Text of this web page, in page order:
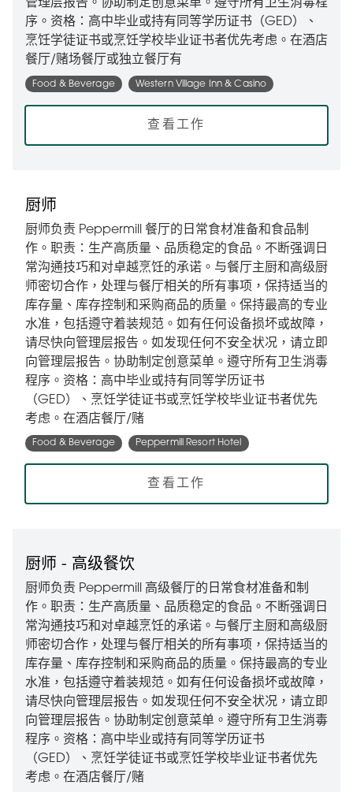
管理层报告。协助制定创意菜单。遵守所有卫生消毒程
序。资格：高中毕业或持有同等学历证书（GED）、
烹饪学徒证书或烹饪学校毕业证书者优先考虑。在酒店
餐厅/赌场餐厅或独立餐厅有
Food & Beverage Western Village Inn & Casino
查看工作
厨师
厨师负责 Peppermill 餐厅的日常食材准备和食品制
作。职责：生产高质量、品质稳定的食品。不断强调日
常沟通技巧和对卓越烹饪的承诺。与餐厅主厨和高级厨
师密切合作，处理与餐厅相关的所有事项，保持适当的
库存量、库存控制和采购商品的质量。保持最高的专业
水准，包括遵守着装规范。如有任何设备损坏或故障，
请尽快向管理层报告。如发现任何不安全状况，请立即
向管理层报告。协助制定创意菜单。遵守所有卫生消毒
程序。资格：高中毕业或持有同等学历证书
（GED）、烹饪学徒证书或烹饪学校毕业证书者优先
考虑。在酒店餐厅/赌
Food & Beverage Peppermill Resort Hotel
查看工作
厨师 - 高级餐饮
厨师负责 Peppermill 高级餐厅的日常食材准备和制
作。职责：生产高质量、品质稳定的食品。不断强调日
常沟通技巧和对卓越烹饪的承诺。与餐厅主厨和高级厨
师密切合作，处理与餐厅相关的所有事项，保持适当的
库存量、库存控制和采购商品的质量。保持最高的专业
水准，包括遵守着装规范。如有任何设备损坏或故障，
请尽快向管理层报告。如发现任何不安全状况，请立即
向管理层报告。协助制定创意菜单。遵守所有卫生消毒
程序。资格：高中毕业或持有同等学历证书
（GED）、烹饪学徒证书或烹饪学校毕业证书者优先
考虑。在酒店餐厅/赌